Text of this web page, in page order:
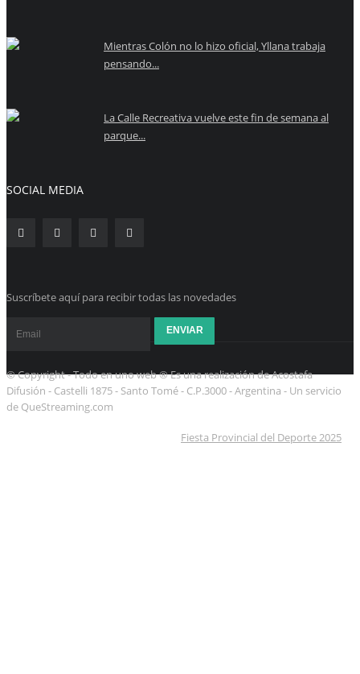
Mientras Colón no lo hizo oficial, Yllana trabaja
pensando...
La Calle Recreativa vuelve este fin de semana al
parque...
SOCIAL MEDIA
Suscríbete aquí para recibir todas las novedades
© Copyright - Todo en uno web ® Es una realización de Acostafa
Difusión - Castelli 1875 - Santo Tomé - C.P.3000 - Argentina - Un servicio
de QueStreaming.com
Fiesta Provincial del Deporte 2025